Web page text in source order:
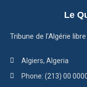
Le
Tribune de l’Algérie libre
Algiers, Algeria
Phone: (213) 00